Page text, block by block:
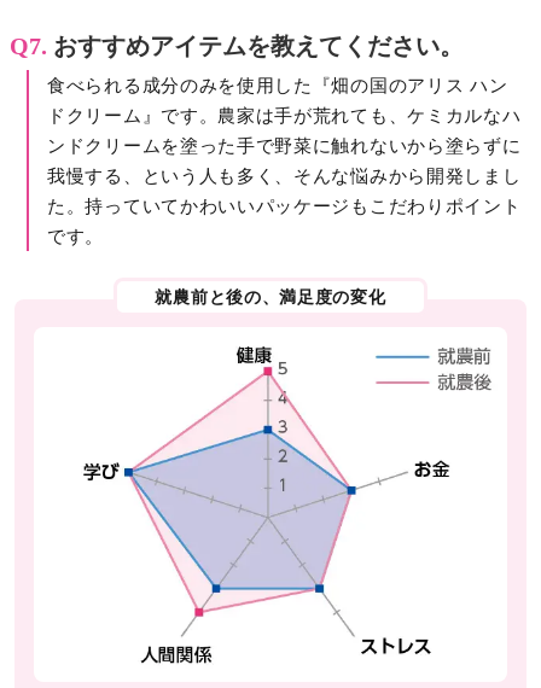
Q7. おすすめアイテムを教えてください。
食べられる成分のみを使用した『畑の国のアリス ハン
ドクリーム』です。農家は手が荒れても、ケミカルなハ
ンドクリームを塗った手で野菜に触れないから塗らずに
我慢する、という人も多く、そんな悩みから開発しまし
た。持っていてかわいいパッケージもこだわりポイント
です。
就農前と後の、満足度の変化